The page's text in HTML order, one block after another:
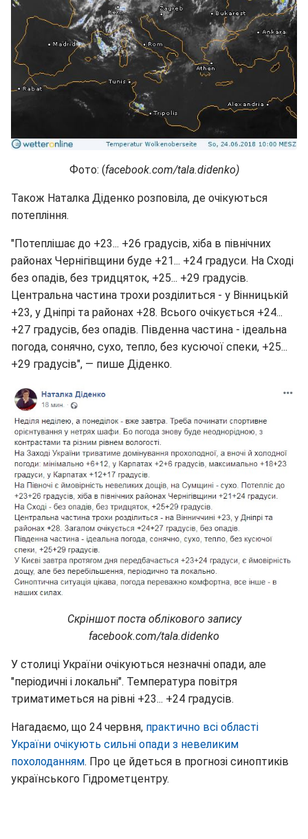
Фото: (facebook.com/tala.didenko)
Також Наталка Діденко розповіла, де очікуються
потепління.
"Потеплішає до +23... +26 градусів, хіба в північних
районах Чернігівщини буде +21... +24 градуси. На Сході
без опадів, без тридцяток, +25... +29 градусів.
Центральна частина трохи розділиться - у Вінницькій
+23, у Дніпрі та районах +28. Всього очікується +24...
+27 градусів, без опадів. Південна частина - ідеальна
погода, сонячно, сухо, тепло, без кусючої спеки, +25...
+29 градусів", — пише Діденко.
Скріншот поста облікового запису
facebook.com/tala.didenko
У столиці України очікуються незначні опади, але
"періодичні і локальні". Температура повітря
триматиметься на рівні +23... +24 градусів.
Нагадаємо, що 24 червня, практично всі області
України очікують сильні опади з невеликим
похолоданням. Про це йдеться в прогнозі синоптиків
українського Гідрометцентру.